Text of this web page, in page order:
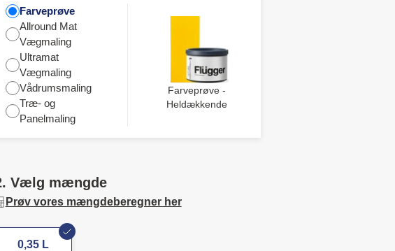
Farveprøve
Allround Mat
Vægmaling
Ultramat
Vægmaling
Vådrumsmaling
Træ- og
Panelmaling
Farveprøve -
Heldækkende
Vælg mængde
Prøv vores mængdeberegner her
0,35 L